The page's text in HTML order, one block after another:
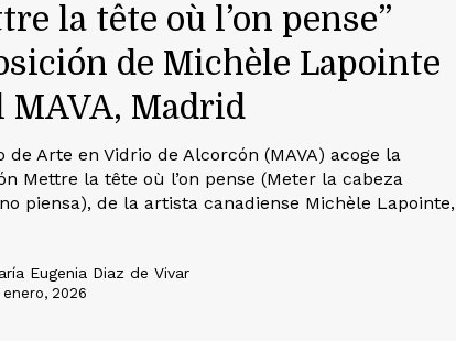
la tête où l’on pense”
de Michèle Lapointe
MAVA, Madrid
de Arte en Vidrio de Alcorcón (MAVA) acoge la
Mettre la tête où l’on pense (Meter la cabeza
piensa), de la artista canadiense Michèle Lapointe,
Eugenia Diaz de Vivar
enero, 2026